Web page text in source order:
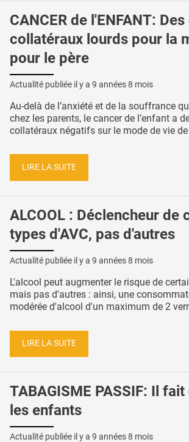
CANCER de l'ENFANT:
collatéraux lourds pour la
pour le père
Actualité publiée il y a 9 années 8 mois
Au-delà de l’anxiété et de la souffrance
chez les parents, le cancer de l’enfant a
collatéraux négatifs sur le mode de vie de
LIRE LA SUITE
ALCOOL : Déclencheur de
types d'AVC, pas d'autres
Actualité publiée il y a 9 années 8 mois
L'alcool peut augmenter le risque de
mais pas d'autres : ainsi, une
modérée d'alcool d'un maximum de 2
LIRE LA SUITE
TABAGISME PASSIF: Il
les enfants
Actualité publiée il y a 9 années 8 mois